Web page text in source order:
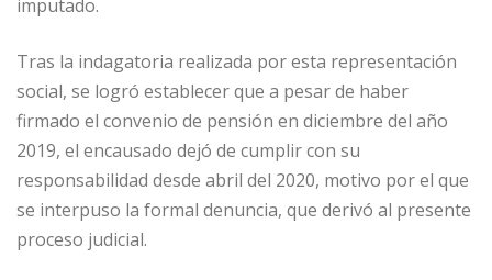
imputado.
Tras la indagatoria realizada por esta representación
social, se logró establecer que a pesar de haber
firmado el convenio de pensión en diciembre del año
2019, el encausado dejó de cumplir con su
responsabilidad desde abril del 2020, motivo por el que
se interpuso la formal denuncia, que derivó al presente
proceso judicial.